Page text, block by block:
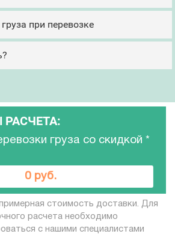
при перевозке
РАСЧЕТА:
груза со скидкой
0 руб.
*
стоимость доставки. Для
расчета необходимо
с нашими специалистами